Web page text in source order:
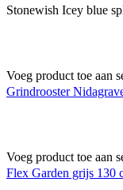
Stonewish Icey blue
Voeg product toe aan
Grindrooster
Voeg product toe aan
Flex Garden grijs 130